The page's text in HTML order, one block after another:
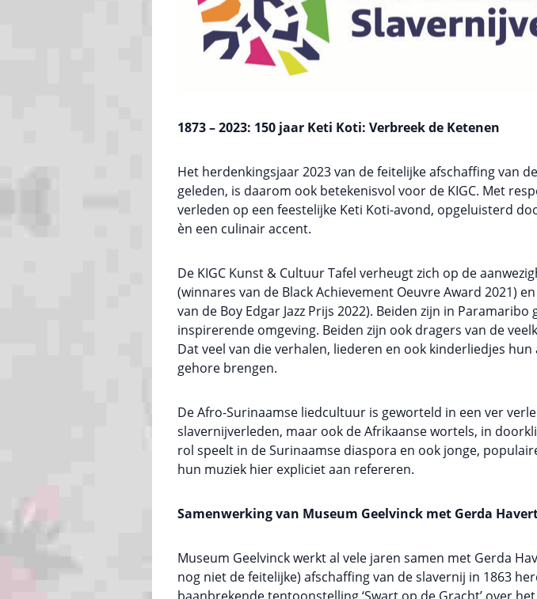
1873 – 2023: 150 jaar Keti Koti: Verbreek de Ketenen
Het herdenkingsjaar 2023 van de feitelijke afschaffing van
geleden, is daarom ook betekenisvol voor de KIGC. Met
verleden op een feestelijke Keti Koti-avond, opgeluisterd
èn een culinair accent.
De KIGC Kunst & Cultuur Tafel verheugt zich op de
(winnares van de Black Achievement Oeuvre Award 2021)
van de Boy Edgar Jazz Prijs 2022). Beiden zijn in
inspirerende omgeving. Beiden zijn ook dragers van de
Dat veel van die verhalen, liederen en ook kinderliedjes
gehore brengen.
De Afro-Surinaamse liedcultuur is geworteld in een ver
slavernijverleden, maar ook de Afrikaanse wortels, in
rol speelt in de Surinaamse diaspora en ook jonge,
hun muziek hier expliciet aan refereren.
Samenwerking van Museum Geelvinck met Gerda
Museum Geelvinck werkt al vele jaren samen met Gerda
nog niet de feitelijke) afschaffing van de slavernij in 1863
baanbrekende tentoonstelling ‘Swart op de Gracht’ over